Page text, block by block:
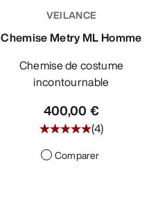
VEILANCE
Chemise Metry ML Homme
Chemise de costume
incontournable
400,00 €
(4)
Comparer